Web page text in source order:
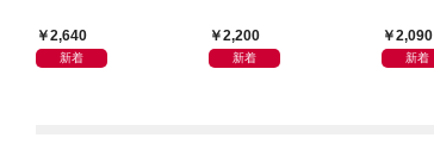
2,640
新着
2,200
新着
2,090
新着